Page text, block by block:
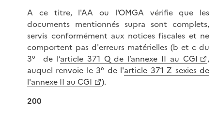
A ce titre, l'AA ou l'OMGA vérifie que les
documents mentionnés supra sont complets,
servis conformément aux notices fiscales et ne
comportent pas d'erreurs matérielles (b et c du
3° de l’article 371 Q de l’annexe II au CGI
,
auquel renvoie le 3° de l'article 371 Z sexies de
l'annexe II au CGI
).
200